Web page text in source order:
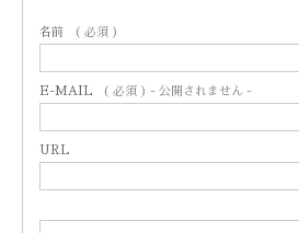
名前 ( 必須 )
E-MAIL ( 必須 ) - 公開されません -
URL